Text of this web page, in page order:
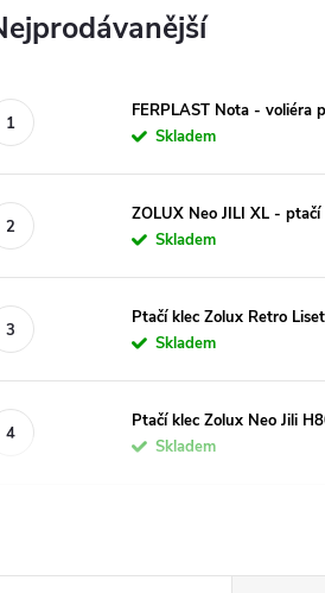
FERPLAST Nota - voliéra
Skladem
ZOLUX Neo JILI XL - ptačí
Skladem
Ptačí klec Zolux Retro
Skladem
Ptačí klec Zolux Neo Jili
Skladem